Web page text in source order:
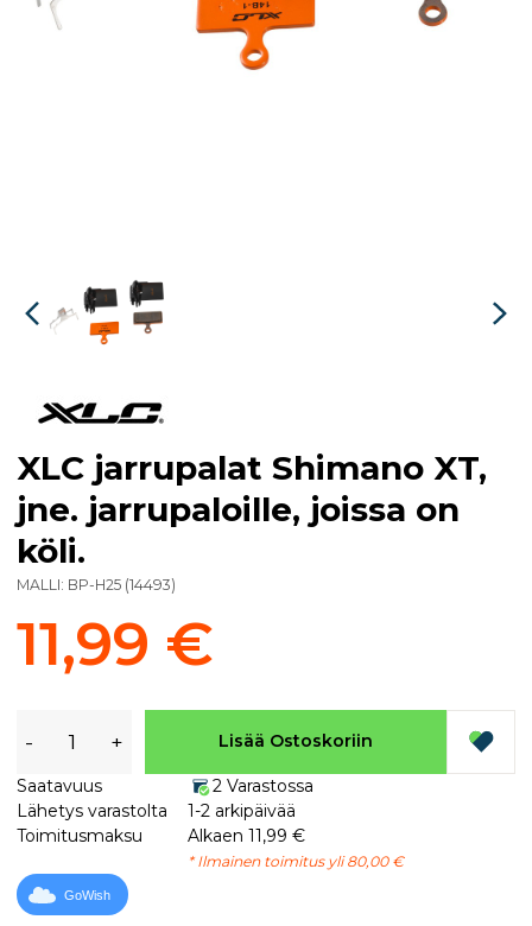
XLC jarrupalat Shimano XT,
jne. jarrupaloille, joissa on
köli.
MALLI: BP-H25 (14493)
11,99 €
- + Lisää Ostoskoriin
Saatavuus
2 Varastossa
Lähetys varastolta
1-2 arkipäivää
Toimitusmaksu
Alkaen 11,99 €
* Ilmainen toimitus yli 80,00 €
GoWish